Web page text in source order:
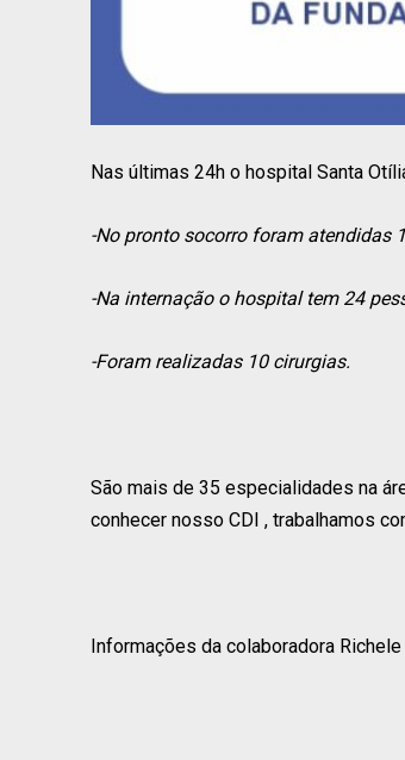
Nas últimas 24h o hospital Santa
-No pronto socorro foram atendidas
-Na internação o hospital tem 24
-Foram realizadas 10 cirurgias.
São mais de 35 especialidades na
conhecer nosso CDI , trabalhamos
Informações da colaboradora